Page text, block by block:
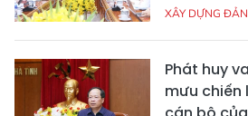
XÂY DỰNG
Phát huy
mưu